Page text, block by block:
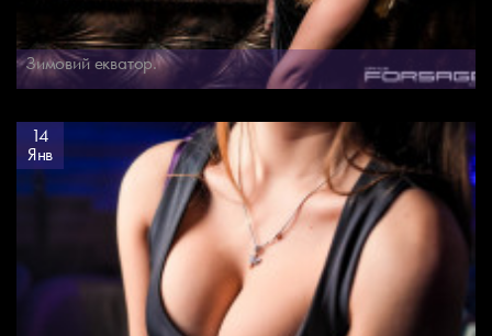
Зимовий екватор.
14
Янв